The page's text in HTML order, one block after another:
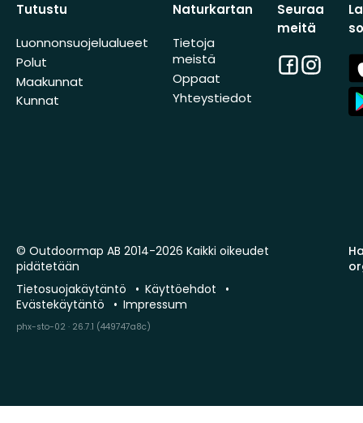
Tutustu
Luonnonsuojelualueet
Polut
Maakunnat
Kunnat
Naturkartan
Tietoja
meistä
Oppaat
Yhteystiedot
Seuraa
meitä
Facebook
© Outdoormap AB 2014-2026 Kaikki oikeudet
pidätetään
Tietosuojakäytäntö
Käyttöehdot
Evästekäytäntö
Impressum
phx-sto-02 · 26.7.1 (449747a8c)